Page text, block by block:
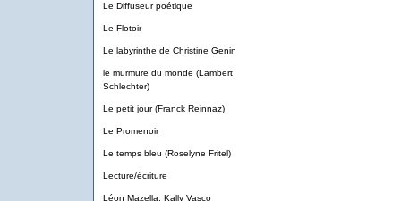
Le Diffuseur poétique
Le Flotoir
Le labyrinthe de Christine Genin
le murmure du monde (Lambert
Schlechter)
Le petit jour (Franck Reinnaz)
Le Promenoir
Le temps bleu (Roselyne Fritel)
Lecture/écriture
Léon Mazella, Kally Vasco